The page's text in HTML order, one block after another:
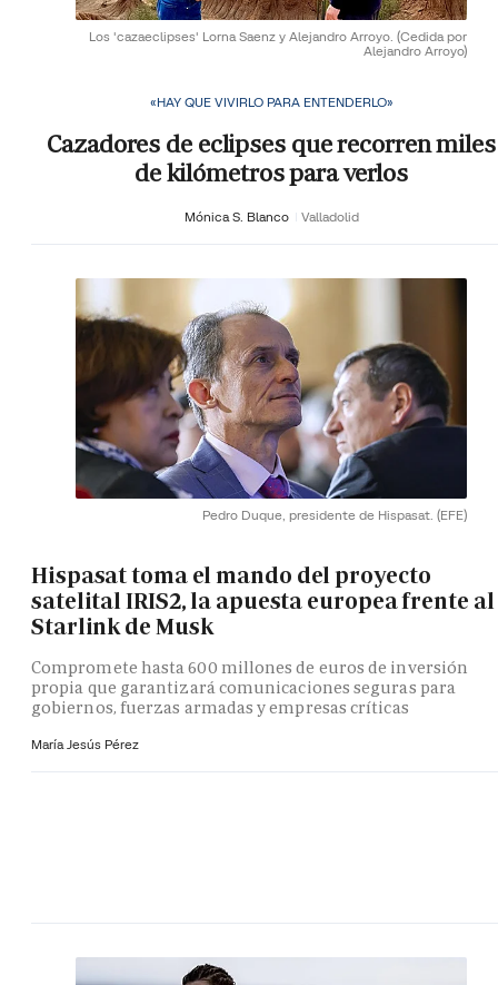
Los 'cazaeclipses' Lorna Saenz y Alejandro Arroyo. (Cedida por
Alejandro Arroyo)
«HAY QUE VIVIRLO PARA ENTENDERLO»
Cazadores de eclipses que recorren miles
de kilómetros para verlos
Mónica S. Blanco Valladolid
Pedro Duque, presidente de Hispasat. (EFE)
Hispasat toma el mando del proyecto
satelital IRIS2, la apuesta europea frente al
Starlink de Musk
Compromete hasta 600 millones de euros de inversión
propia que garantizará comunicaciones seguras para
gobiernos, fuerzas armadas y empresas críticas
María Jesús Pérez